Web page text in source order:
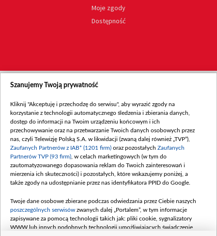
Moje zgody
Dostępność
Szanujemy Twoją prywatność
Kliknij "Akceptuję i przechodzę do serwisu", aby wyrazić zgody na
korzystanie z technologii automatycznego śledzenia i zbierania danych,
dostęp do informacji na Twoim urządzeniu końcowym i ich
przechowywanie oraz na przetwarzanie Twoich danych osobowych przez
nas, czyli Telewizję Polską S.A. w likwidacji (zwaną dalej również „TVP”),
Zaufanych Partnerów z IAB* (1201 firm) oraz pozostałych Zaufanych
Partnerów TVP (93 firm) , w celach marketingowych (w tym do
zautomatyzowanego dopasowania reklam do Twoich zainteresowań i
mierzenia ich skuteczności) i pozostałych, które wskazujemy poniżej, a
także zgody na udostępnianie przez nas identyfikatora PPID do Google.
Twoje dane osobowe zbierane podczas odwiedzania przez Ciebie naszych
poszczególnych serwisów zwanych dalej „Portalem”, w tym informacje
zapisywane za pomocą technologii takich jak: pliki cookie, sygnalizatory
WWW lub innych podobnych technologii umożliwiających świadczenie